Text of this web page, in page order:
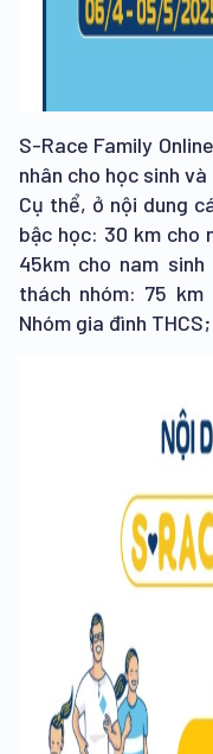
S-Race Family
nhân cho học sinh
Cụ thể, ở nội dung
bậc học: 30 km cho
45km cho nam
thách nhóm: 75
Nhóm gia đình